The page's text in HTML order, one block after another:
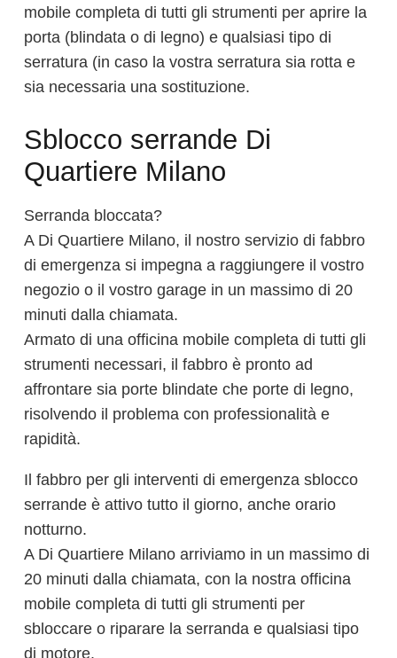
mobile completa di tutti gli strumenti per aprire la
porta (blindata o di legno) e qualsiasi tipo di
serratura (in caso la vostra serratura sia rotta e
sia necessaria una sostituzione.
Sblocco serrande Di
Quartiere Milano
Serranda bloccata?
A Di Quartiere Milano, il nostro servizio di fabbro
di emergenza si impegna a raggiungere il vostro
negozio o il vostro garage in un massimo di 20
minuti dalla chiamata.
Armato di una officina mobile completa di tutti gli
strumenti necessari, il fabbro è pronto ad
affrontare sia porte blindate che porte di legno,
risolvendo il problema con professionalità e
rapidità.
Il fabbro per gli interventi di emergenza sblocco
serrande è attivo tutto il giorno, anche orario
notturno.
A Di Quartiere Milano arriviamo in un massimo di
20 minuti dalla chiamata, con la nostra officina
mobile completa di tutti gli strumenti per
sbloccare o riparare la serranda e qualsiasi tipo
di motore.